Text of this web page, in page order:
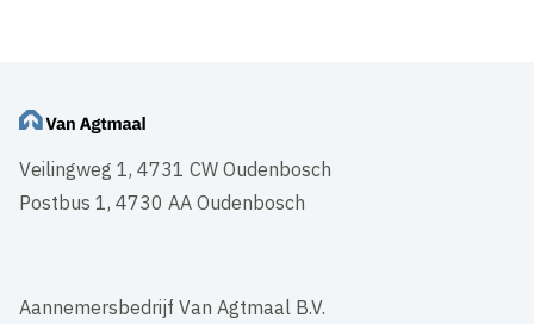
Veilingweg 1, 4731 CW Oudenbosch
Postbus 1, 4730 AA Oudenbosch
Aannemersbedrijf Van Agtmaal B.V.